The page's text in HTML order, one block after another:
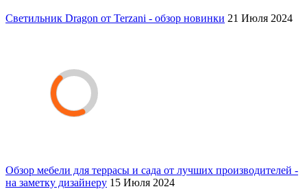
Светильник Dragon от Terzani - обзор новинки 21 Июля 2024
Обзор мебели для террасы и сада от лучших производителей -
на заметку дизайнеру 15 Июля 2024